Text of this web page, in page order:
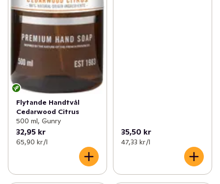
Flytande Handtvål
Cedarwood Citrus
500 ml, Gunry
32,95 kr
65,90 kr /l
35,50 kr
47,33 kr /l